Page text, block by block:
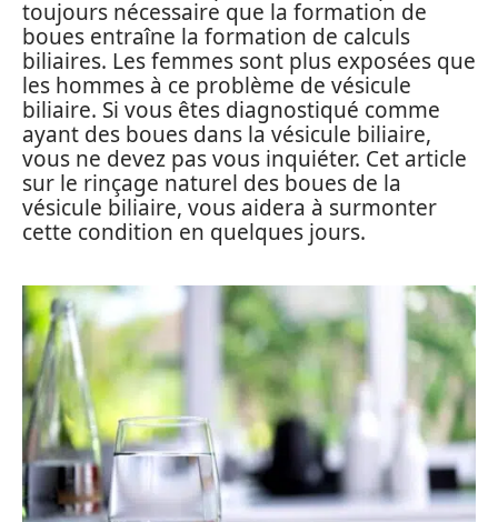
toujours nécessaire que la formation de
boues entraîne la formation de calculs
biliaires. Les femmes sont plus exposées que
les hommes à ce problème de vésicule
biliaire. Si vous êtes diagnostiqué comme
ayant des boues dans la vésicule biliaire,
vous ne devez pas vous inquiéter. Cet article
sur le rinçage naturel des boues de la
vésicule biliaire, vous aidera à surmonter
cette condition en quelques jours.